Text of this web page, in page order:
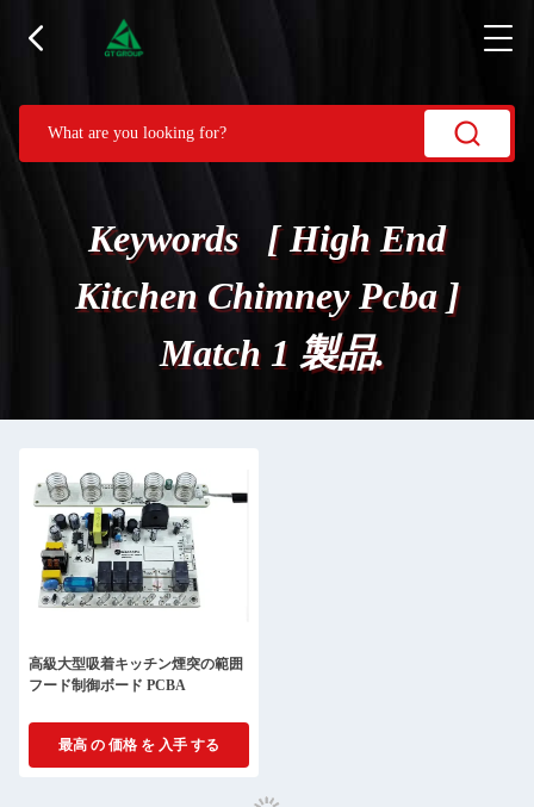
Keywords [ High End
Kitchen Chimney Pcba ]
Match 1 製品.
高級大型吸着キッチン煙突の範囲
フード制御ボード PCBA
最高 の 価格 を 入手 する